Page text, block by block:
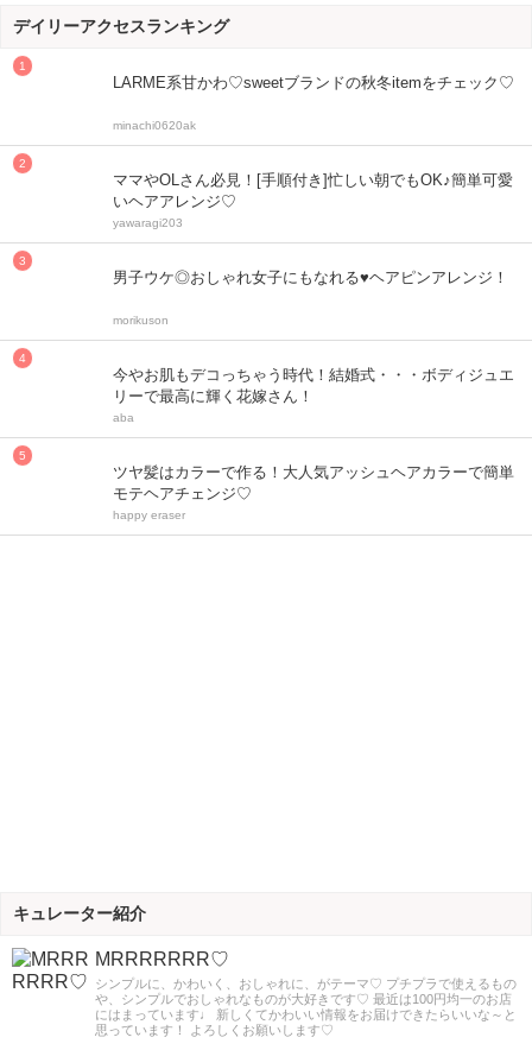
デイリーアクセスランキング
LARME系甘かわ♡sweetブランドの秋冬itemをチェック♡
minachi0620ak
ママやOLさん必見！[手順付き]忙しい朝でもOK♪簡単可愛
いヘアアレンジ♡
yawaragi203
男子ウケ◎おしゃれ女子にもなれる♥ヘアピンアレンジ！
morikuson
今やお肌もデコっちゃう時代！結婚式・・・ボディジュエ
リーで最高に輝く花嫁さん！
aba
ツヤ髪はカラーで作る！大人気アッシュヘアカラーで簡単
モテヘアチェンジ♡
happy eraser
キュレーター紹介
MRRRRRRR♡
シンプルに、かわいく、おしゃれに、がテーマ♡ プチプラで使えるもの
や、シンプルでおしゃれなものが大好きです♡ 最近は100円均一のお店
にはまっています♩ 新しくてかわいい情報をお届けできたらいいな～と
思っています！ よろしくお願いします♡